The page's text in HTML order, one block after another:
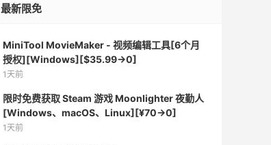
最新限免
MiniTool MovieMaker - 视频编辑工具[6个月
授权][Windows][$35.99→0]
1天前
限时免费获取 Steam 游戏 Moonlighter 夜勤人
[Windows、macOS、Linux][¥70→0]
1天前